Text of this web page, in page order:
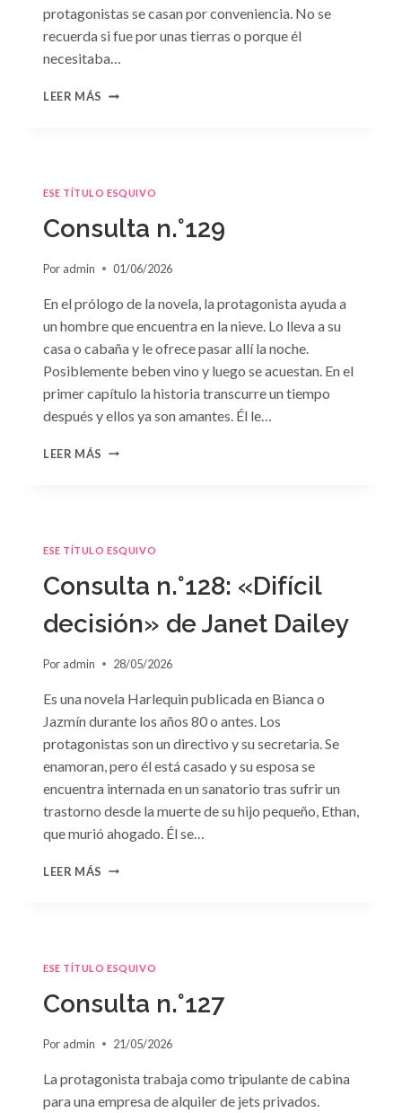
protagonistas se casan por conveniencia. No se
recuerda si fue por unas tierras o porque él
necesitaba…
LEER MÁS CONSULTA
ESE TÍTULO ESQUIVO
Consulta n.°129
Por admin 01/06/2026
En el prólogo de la novela, la protagonista ayuda a
un hombre que encuentra en la nieve. Lo lleva a su
casa o cabaña y le ofrece pasar allí la noche.
Posiblemente beben vino y luego se acuestan. En el
primer capítulo la historia transcurre un tiempo
después y ellos ya son amantes. Él le…
LEER MÁS CONSULTA
ESE TÍTULO ESQUIVO
Consulta n.°128: «Difícil
decisión» de Janet Dailey
Por admin 28/05/2026
Es una novela Harlequin publicada en Bianca o
Jazmín durante los años 80 o antes. Los
protagonistas son un directivo y su secretaria. Se
enamoran, pero él está casado y su esposa se
encuentra internada en un sanatorio tras sufrir un
trastorno desde la muerte de su hijo pequeño, Ethan,
que murió ahogado. Él se…
LEER MÁS CONSULTA
JANET
DAILEY
ESE TÍTULO ESQUIVO
Consulta n.°127
Por admin 21/05/2026
La protagonista trabaja como tripulante de cabina
para una empresa de alquiler de jets privados.